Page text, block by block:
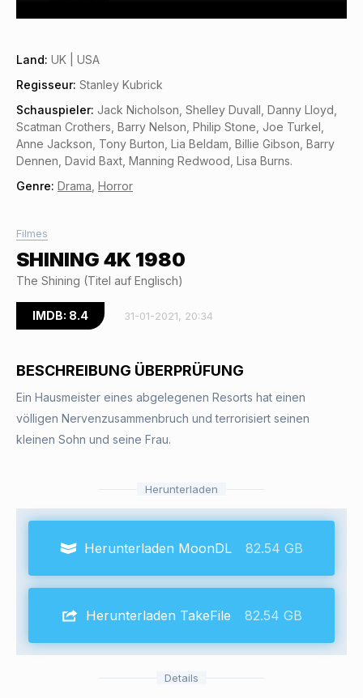
Land: UK | USA
Regisseur: Stanley Kubrick
Schauspieler: Jack Nicholson, Shelley Duvall, Danny Lloyd,
Scatman Crothers, Barry Nelson, Philip Stone, Joe Turkel,
Anne Jackson, Tony Burton, Lia Beldam, Billie Gibson, Barry
Dennen, David Baxt, Manning Redwood, Lisa Burns.
Genre: Drama Horror
Filmes
SHINING 4K 1980
The Shining (Titel auf Englisch)
IMDB: 8.4 31-01-2021, 20:34
BESCHREIBUNG ÜBERPRÜFUNG
Ein Hausmeister eines abgelegenen Resorts hat einen
völligen Nervenzusammenbruch und terrorisiert seinen
kleinen Sohn und seine Frau.
Herunterladen
Herunterladen MoonDL 82.54 GB
Herunterladen TakeFile 82.54 GB
Details